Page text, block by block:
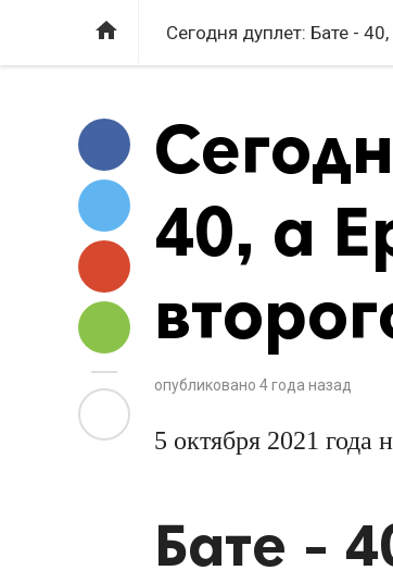
 Сегодня дуплет: Бате -
40, а
опубликовано 4 года назад
5 октября 2021 года
Бате -